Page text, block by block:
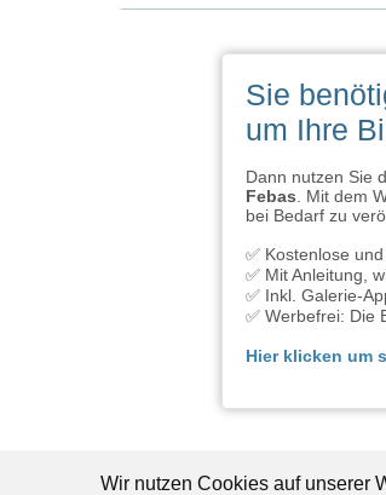
Wir nutzen Cookies auf unserer
Sie
um Ihre
Dann nutzen Sie
Febas . Mit dem
bei Bedarf zu
✅ Kostenlose
✅ Mit Anleitung,
✅ Inkl. Galerie-
✅ Werbefrei: Die
Hier klicken um